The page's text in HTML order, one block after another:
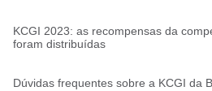
KCGI 2023: as recompensas da
foram distribuídas
Dúvidas frequentes sobre a KCGI da